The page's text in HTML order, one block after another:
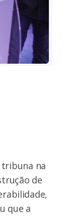
tribuna na
de
que a